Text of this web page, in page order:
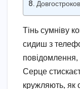
Тінь сумніву
сидиш з
повідомлення,
Серце
кружляють, як